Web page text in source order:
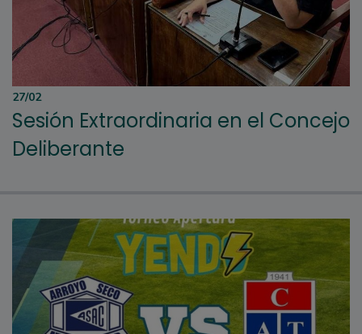
27/02
Sesión Extraordinaria en el Concejo
Deliberante